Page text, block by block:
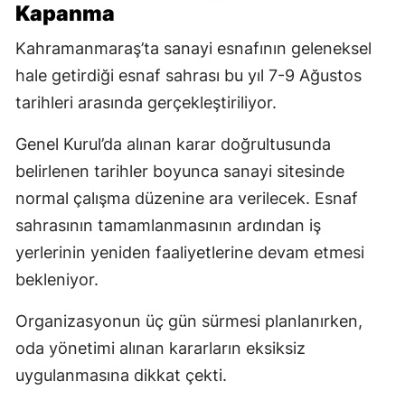
Kapanma
Kahramanmaraş’ta sanayi esnafının geleneksel
hale getirdiği esnaf sahrası bu yıl 7-9 Ağustos
tarihleri arasında gerçekleştiriliyor.
Genel Kurul’da alınan karar doğrultusunda
belirlenen tarihler boyunca sanayi sitesinde
normal çalışma düzenine ara verilecek. Esnaf
sahrasının tamamlanmasının ardından iş
yerlerinin yeniden faaliyetlerine devam etmesi
bekleniyor.
Organizasyonun üç gün sürmesi planlanırken,
oda yönetimi alınan kararların eksiksiz
uygulanmasına dikkat çekti.